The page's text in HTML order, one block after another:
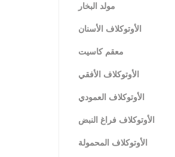
مولد البخار
الأوتوكلاف الأسنان
معقم كاسيت
الأوتوكلاف الأفقي
الأوتوكلاف العمودي
الأوتوكلاف فراغ النبض
الأوتوكلاف المحمولة